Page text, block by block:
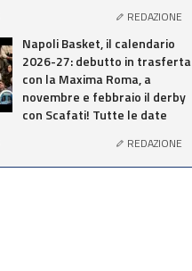
REDAZIONE
Napoli Basket, il calendario
2026-27: debutto in trasferta
con la Maxima Roma, a
novembre e febbraio il derby
con Scafati! Tutte le date
REDAZIONE